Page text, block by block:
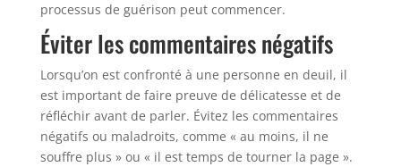
processus de guérison peut commencer.
Éviter les commentaires négatifs
Lorsqu’on est confronté à une personne en deuil, il
est important de faire preuve de délicatesse et de
réfléchir avant de parler. Évitez les commentaires
négatifs ou maladroits, comme « au moins, il ne
souffre plus » ou « il est temps de tourner la page ».